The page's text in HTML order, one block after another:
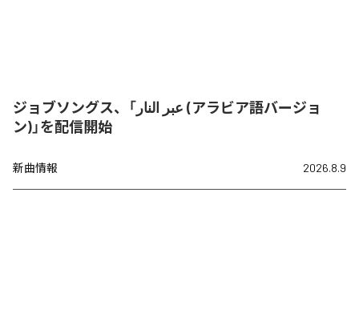
ジョブソングス、「عبر النار (アラビア語バージョ
ン)」を配信開始
新曲情報 2026.8.9